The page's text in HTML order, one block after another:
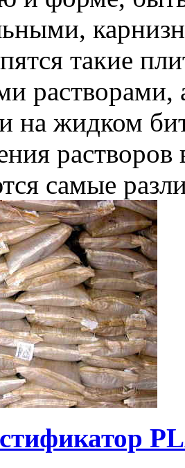
такие
растворами,
на жидком
самые